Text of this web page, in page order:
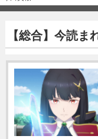
【総合】今読ま